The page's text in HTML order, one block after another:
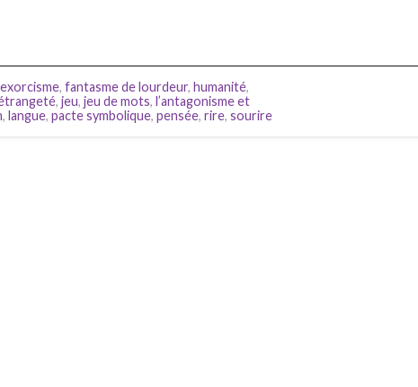
exorcisme, fantasme de lourdeur, humanité,
, jeu, jeu de mots, l’antagonisme et
, langue, pacte symbolique, pensée, rire, sourire